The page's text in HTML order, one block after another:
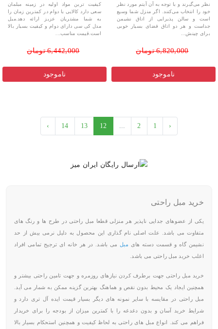
نظر می‌گیرند و با توجه به آن آیتم مورد نظر
خود را انتخاب می‌کنند. اگر منزل شما وسیع
است و سالن پذیرایی از اتاق نشیمن
جداست و هر دو اتاق فضای بسیار خوبی
برای چینش...
6,820,000 تومان
ناموجود
کیفیت ترین مواد اولیه در زمینه مبلمان
سعی دارد کالایی با دوام در کمترین زمان را
به شما مشتریان عزیز ارائه دهد.مبل
مدل کی سی دارای دوام و کیفیت بسیار بالا
است.قیمت مناسب...
6,442,000 تومان
ناموجود
‹
1
2
12
13
14
›
خرید مبل راحتی
یکی از عضوهای جدایی ناپذیر هر منزلی قطعا مبل راحتی در طرح ها و رنگ های
متفاوت می باشد. علت اصلی نام گذاری این محصول به دلیل نرمی بیش از حد
نشیمن گاه و قسمت دسته های مبل می باشد. در هر خانه ای ترجیح تمامی افراد
اغلب خرید مبل راحتی می باشد.
خرید مبل راحتی جهت برطرف کردن نیازهای روزمره و جهت تامین راحتی بیشتر و
همچنین ایجاد یک محیط بدون نقص و هماهنگ بهترین گزینه ممکن به شمار می آید.
مبل راحتی در مقایسه با سایر نمونه های دیگر بسیار قیمت ایده آل تری دارد و
شرایط خرید آسان و بدون دغدغه را با کمترین میزان از بودجه را برای خریدار
فراهم می کند. انواع مبل های راحتی به لحاظ کیفیت و همچنین استحکام بسیار بالا